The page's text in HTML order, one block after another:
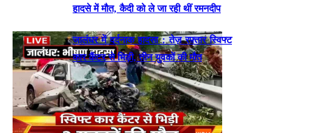
हादसे में माैत, कैदी को ले जा रही थीं रमनदीप
जालंधर में दर्दनाक हादसा : तेज़ रफ़्तार स्विफ्ट
कार कैंटर से भिड़ी, तीन युवकों की मौत